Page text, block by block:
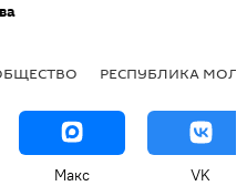
РЕСПУБЛИКА
Макс VK